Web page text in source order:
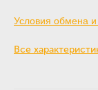
Условия обмена и
Все